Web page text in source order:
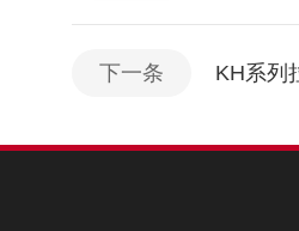
下一条 KH系列